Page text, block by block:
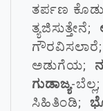
ತರ್ಪಣ
ತ್ಯಜಿಸುತ್ತೇನೆ;
ಗೌರವಿಸಲಾರೆ;
ಅಡುಗೆಯ;
ಗುಡಾಜ್ಯ-ಬೆಲ್ಲ;
ಸಿಹಿತಿಂಡಿ;